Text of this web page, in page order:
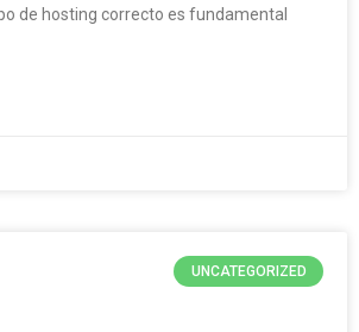
de hosting correcto es fundamental
UNCATEGORIZED